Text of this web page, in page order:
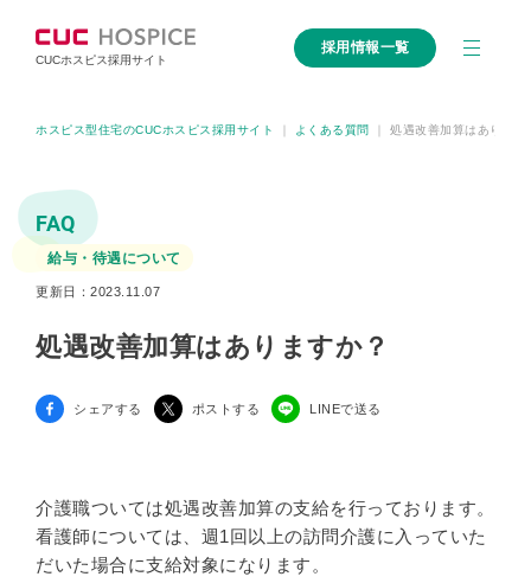
CUCホスピス採用サイト
採用情報一覧
ホスピス型住宅のCUCホスピス採用サイト よくある質問 処遇改善加算はあります
FAQ
給与・待遇について
更新日：2023.11.07
処遇改善加算はありますか？
シェアする ポストする LINEで送る
介護職ついては処遇改善加算の支給を行っております。
看護師については、週1回以上の訪問介護に入っていた
だいた場合に支給対象になります。